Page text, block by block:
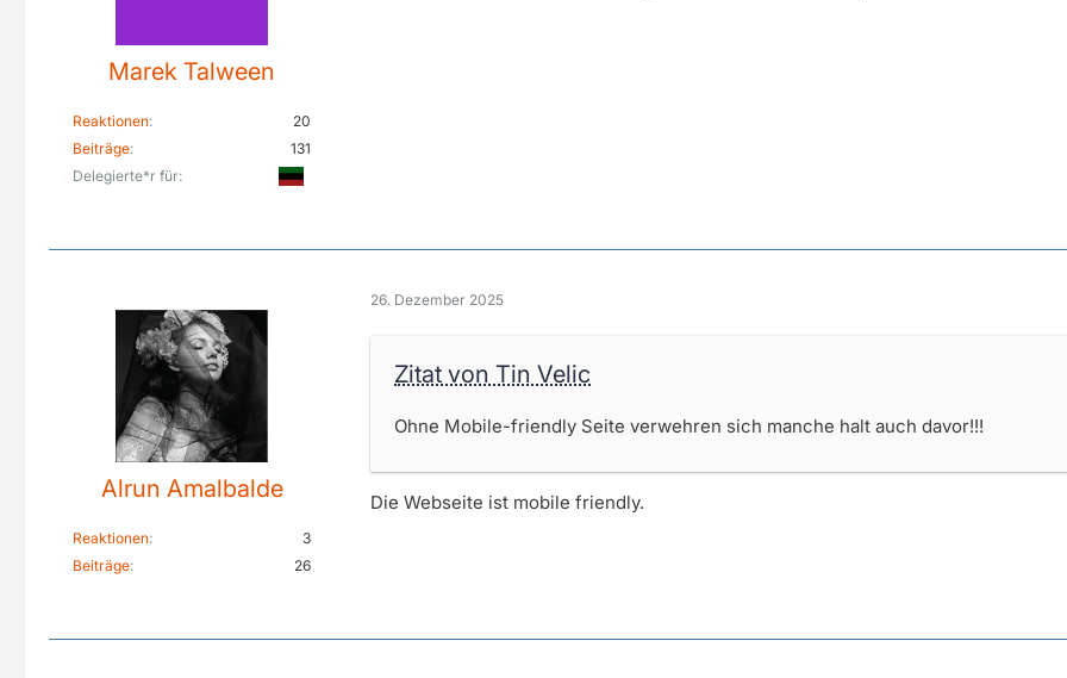
Marek Talween
Reaktionen
20
Beiträge
131
Delegierte*r für
Alrun Amalbalde
Reaktionen
3
Beiträge
26
26. Dezember 2025
Zitat von Tin Velic
Ohne Mobile-friendly Seite verwehren sich manche halt auch davor!!!
Die Webseite ist mobile friendly.